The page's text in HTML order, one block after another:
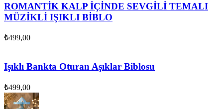
ROMANTİK KALP İÇİNDE SEVGİLİ TEMALI
MÜZİKLİ IŞIKLI BİBLO
₺499,00
Işıklı Bankta Oturan Aşıklar Biblosu
₺499,00